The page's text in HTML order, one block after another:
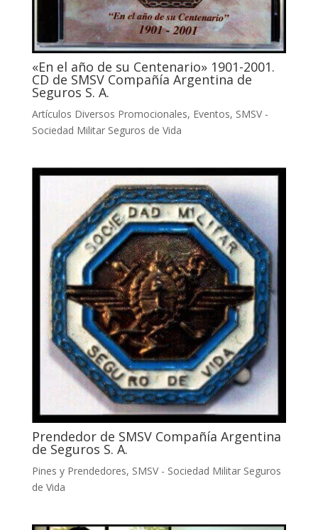
«En el año de su Centenario» 1901-2001.
CD de SMSV Compañía Argentina de
Seguros S. A.
Artículos Diversos Promocionales, Eventos, SMSV -
Sociedad Militar Seguros de Vida
Prendedor de SMSV Compañía Argentina
de Seguros S. A.
Pines y Prendedores, SMSV - Sociedad Militar Seguros
de Vida